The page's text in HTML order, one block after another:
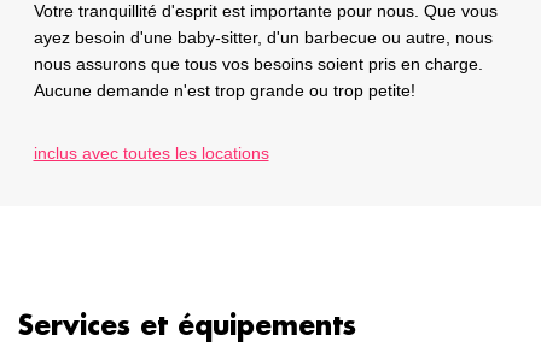
Votre tranquillité d'esprit est importante pour nous. Que vous
ayez besoin d'une baby-sitter, d'un barbecue ou autre, nous
nous assurons que tous vos besoins soient pris en charge.
Aucune demande n'est trop grande ou trop petite!
inclus avec toutes les locations
Services et équipements